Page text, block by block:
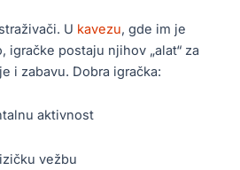
U kavezu, gde im je
igračke postaju njihov „alat“ za
i zabavu. Dobra igračka:
aktivnost
vežbu